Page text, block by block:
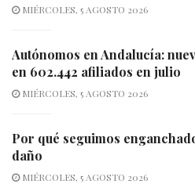
MIÉRCOLES, 5 AGOSTO 2026
Autónomos en Andalucía:
en 602.442 afiliados en julio
MIÉRCOLES, 5 AGOSTO 2026
Por qué seguimos
daño
MIÉRCOLES, 5 AGOSTO 2026